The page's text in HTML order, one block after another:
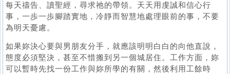
每天禱告、讀聖經，尋求祂的帶領。天天用虔誠和信心行
事，一歩一歩腳踏實地，冷靜而智慧地處理眼前的事，不要
為明天憂慮。
如果妳決心要與男朋友分手，就應該明明白白的向他直說，
態度必須堅決，甚至不惜搬到另一個城居住。工作方面，妳
可以暫時先找一份工作與妳所學的有關，然後利用工餘時